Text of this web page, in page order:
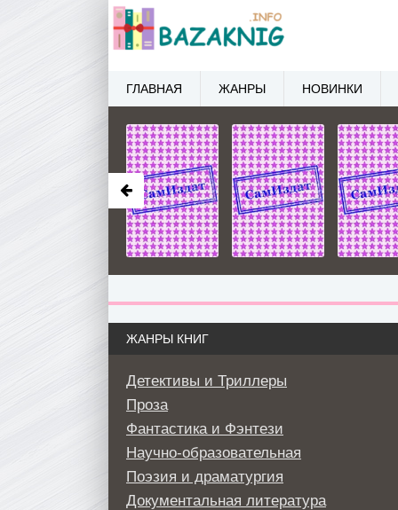
ЖАНРЫ КНИГ
Детективы и Триллеры
Проза
Фантастика и Фэнтези
Научно-образовательная
Поэзия и драматургия
Документальная литература
ГЛАВНАЯ ЖАНРЫ НОВИНКИ